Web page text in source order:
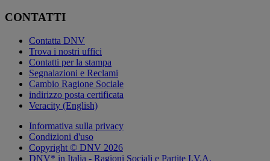
CONTATTI
Contatta DNV
Trova i nostri uffici
Contatti per la stampa
Segnalazioni e Reclami
Cambio Ragione Sociale
indirizzo posta certificata
Veracity (English)
Informativa sulla privacy
Condizioni d'uso
Copyright © DNV 2026
DNV* in Italia - Ragioni Sociali e Partite I.V.A.